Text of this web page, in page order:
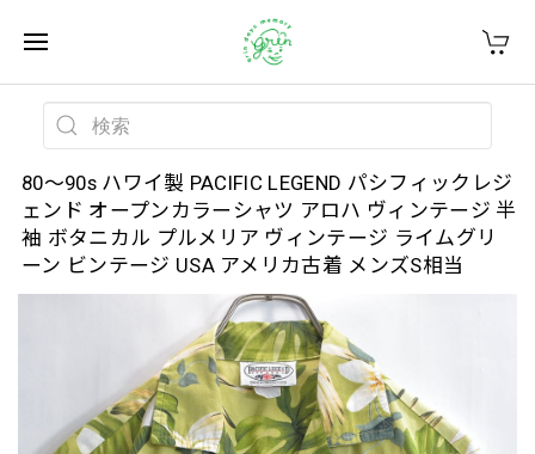
80～90s ハワイ製 PACIFIC LEGEND パシフィックレジ
ェンド オープンカラーシャツ アロハ ヴィンテージ 半
袖 ボタニカル プルメリア ヴィンテージ ライムグリ
ーン ビンテージ USA アメリカ古着 メンズS相当